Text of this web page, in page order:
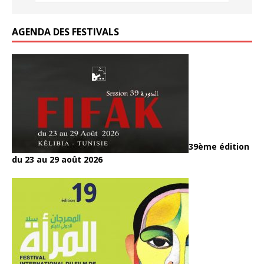
AGENDA DES FESTIVALS
39ème édition
du 23 au 29 août 2026